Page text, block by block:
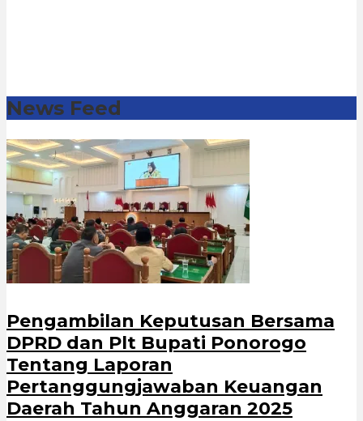
News Feed
Pengambilan Keputusan Bersama
DPRD dan Plt Bupati Ponorogo
Tentang Laporan
Pertanggungjawaban Keuangan
Daerah Tahun Anggaran 2025